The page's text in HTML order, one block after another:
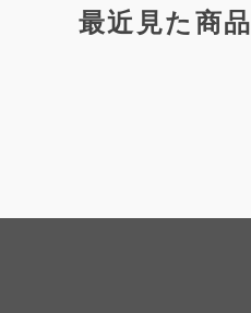
最近見た商品